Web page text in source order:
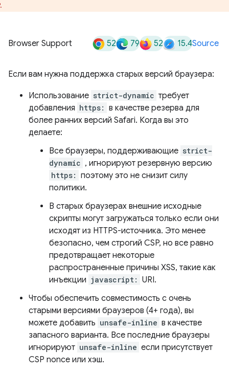
Browser Support 52 79 52 15.4Source
Если вам нужна поддержка старых версий браузера:
Использование strict-dynamic требует
добавления https: в качестве резерва для
более ранних версий Safari. Когда вы это
делаете:
Все браузеры, поддерживающие strict-
dynamic , игнорируют резервную версию
https: поэтому это не снизит силу
политики.
В старых браузерах внешние исходные
скрипты могут загружаться только если они
исходят из HTTPS-источника. Это менее
безопасно, чем строгий CSP, но все равно
предотвращает некоторые
распространенные причины XSS, такие как
инъекции javascript: URI.
Чтобы обеспечить совместимость с очень
старыми версиями браузеров (4+ года), вы
можете добавить unsafe-inline в качестве
запасного варианта. Все последние браузеры
игнорируют unsafe-inline если присутствует
CSP nonce или хэш.